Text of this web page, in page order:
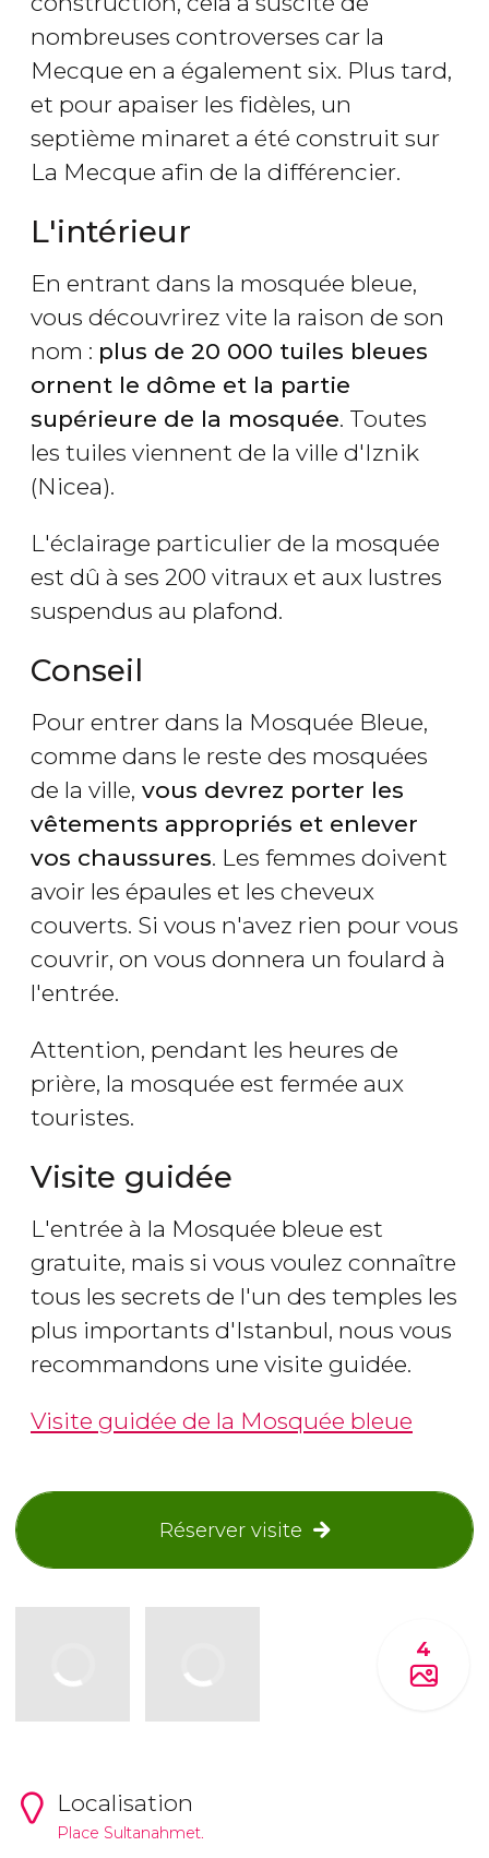
nombreuses controverses car la
Mecque en a également six. Plus tard,
et pour apaiser les fidèles, un
septième minaret a été construit sur
La Mecque afin de la différencier.
L'intérieur
En entrant dans la mosquée bleue,
vous découvrirez vite la raison de son
nom : plus de 20 000 tuiles bleues
ornent le dôme et la partie
supérieure de la mosquée. Toutes
les tuiles viennent de la ville d'Iznik
(Nicea).
L'éclairage particulier de la mosquée
est dû à ses 200 vitraux et aux lustres
suspendus au plafond.
Conseil
Pour entrer dans la Mosquée Bleue,
comme dans le reste des mosquées
de la ville, vous devrez porter les
vêtements appropriés et enlever
vos chaussures. Les femmes doivent
avoir les épaules et les cheveux
couverts. Si vous n'avez rien pour vous
couvrir, on vous donnera un foulard à
l'entrée.
Attention, pendant les heures de
prière, la mosquée est fermée aux
touristes.
Visite guidée
L'entrée à la Mosquée bleue est
gratuite, mais si vous voulez connaître
tous les secrets de l'un des temples les
plus importants d'Istanbul, nous vous
recommandons une visite guidée.
Visite guidée de la Mosquée bleue
Réserver visite
4
Localisation
Place Sultanahmet.